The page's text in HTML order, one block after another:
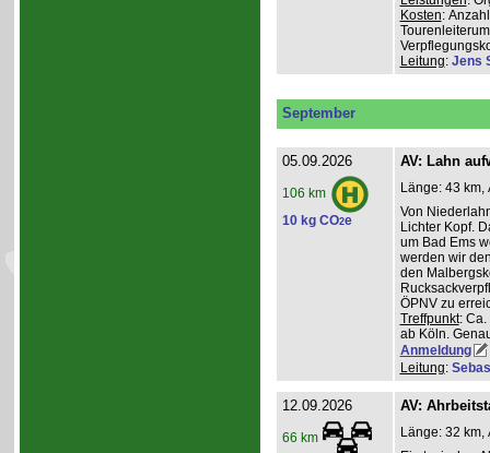
Kosten:
Leitung: Jens
September
05.09.2026
106 km
10 kg CO2e
AV: Lahn
Länge: 43 km,
Von
Lichter Kopf.
um Bad Ems
werden wir
den
ÖPNV zu
Treffpunkt: Ca.
ab Köln.
Anmeldung
Leitung:
12.09.2026
66 km
AV:
Länge: 32 km,